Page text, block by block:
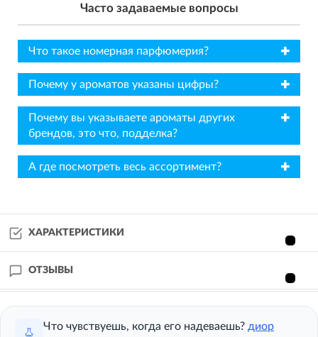
Часто задаваемые вопросы
✖
Что такое номерная парфюмерия?
✖
Почему у ароматов указаны цифры?
✖
Почему вы указываете ароматы других
брендов, это что, подделка?
✖
А где посмотреть весь ассортимент?
ХАРАКТЕРИСТИКИ
ОТЗЫВЫ
Что чувствуешь, когда его надеваешь? диор